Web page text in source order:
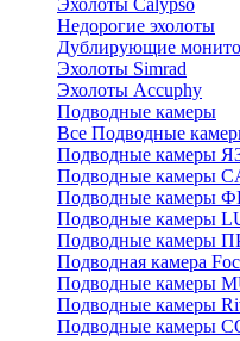
Эхолоты Calypso
Недорогие эхолоты
Дублирующие
Эхолоты Simrad
Эхолоты Accuphy
Подводные камеры
Все Подводные
Подводные камеры
Подводные камеры
Подводные камеры
Подводные камеры
Подводные камеры
Подводная камера
Подводные камеры
Подводные камеры
Подводные камеры